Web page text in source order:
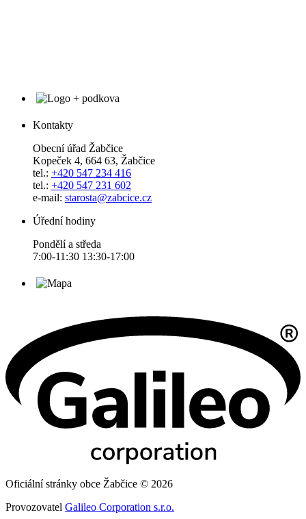
Kontakty
Obecní úřad Žabčice
Kopeček 4, 664 63, Žabčice
tel.: +420 547 234 416
tel.: +420 547 231 602
e-mail: starosta@zabcice.cz
Úřední hodiny
Pondělí a středa
7:00-11:30 13:30-17:00
Oficiální stránky obce Žabčice © 2026
Provozovatel Galileo Corporation s.r.o.